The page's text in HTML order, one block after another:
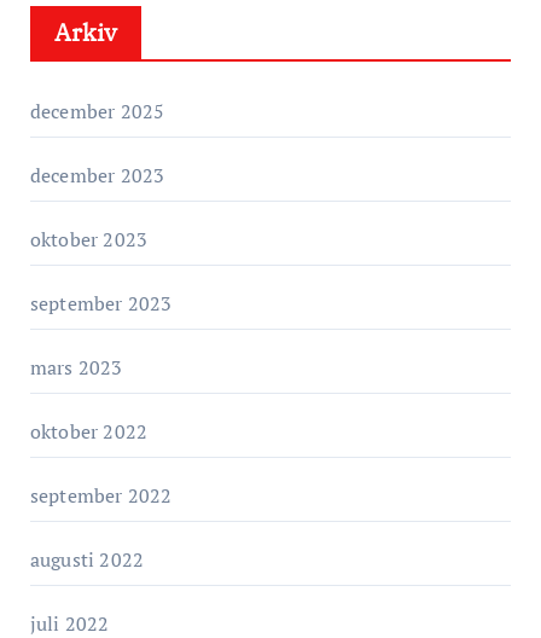
o
i
e
r
Arkiv
december 2025
december 2023
oktober 2023
september 2023
mars 2023
oktober 2022
september 2022
augusti 2022
juli 2022